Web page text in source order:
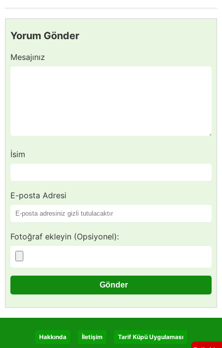
Yorum Gönder
Mesajınız
İsim
E-posta Adresi
Fotoğraf ekleyin (Opsiyonel):
Hakkında İletişim Tarif Küpü Uygulaması